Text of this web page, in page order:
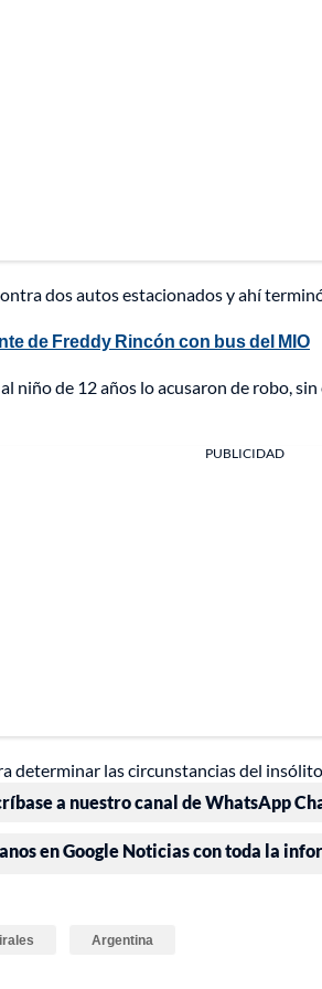
dos autos estacionados y ahí
de Freddy Rincón con bus del MIO
niño de 12 años lo acusaron de robo,
PUBLICIDAD
determinar las circunstancias del
a nuestro canal de WhatsApp
en Google Noticias con toda la
Argentina